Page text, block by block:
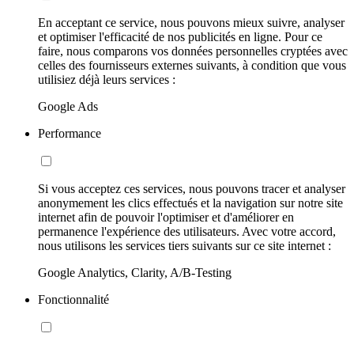
En acceptant ce service, nous pouvons mieux suivre, analyser
et optimiser l'efficacité de nos publicités en ligne. Pour ce
faire, nous comparons vos données personnelles cryptées avec
celles des fournisseurs externes suivants, à condition que vous
utilisiez déjà leurs services :
Google Ads
Performance
Si vous acceptez ces services, nous pouvons tracer et analyser
anonymement les clics effectués et la navigation sur notre site
internet afin de pouvoir l'optimiser et d'améliorer en
permanence l'expérience des utilisateurs. Avec votre accord,
nous utilisons les services tiers suivants sur ce site internet :
Google Analytics, Clarity, A/B-Testing
Fonctionnalité